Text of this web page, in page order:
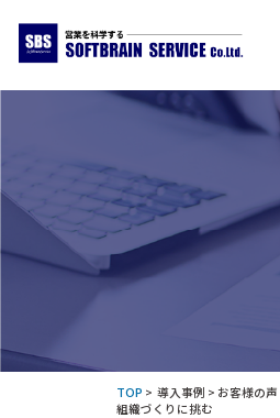
TOP >導入事例 > お客様の声
組織づくりに挑む